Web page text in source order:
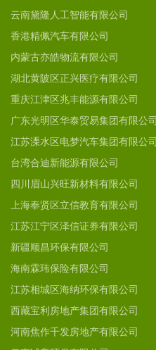
云南黛隆人工智能有限公司
香港精佩汽车有限公司
内蒙古亦皓物流有限公司
湖北黄陂区正兴医疗有限公司
重庆江津区兆丰能源有限公司
广东光明区华泰贸易集团有限公司
江苏溧水区电梦汽车集团有限公司
台湾合迪新能源有限公司
四川眉山兴旺新材料有限公司
上海奉贤区立信教育有限公司
江苏江宁区泽信证券有限公司
新疆顺昌环保有限公司
海南霖玮保险有限公司
江苏相城区海纳环保有限公司
西藏宝利房地产集团有限公司
河南焦作千发房地产有限公司